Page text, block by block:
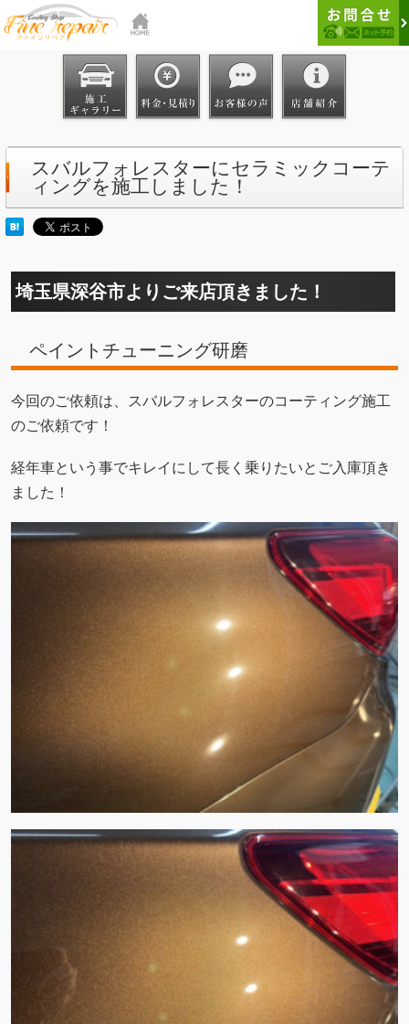
スバルフォレスターにセラミックコーテ
ィングを施工しました！
埼玉県深谷市よりご来店頂きました！
ペイントチューニング研磨
今回のご依頼は、スバルフォレスターのコーティング施工
のご依頼です！
経年車という事でキレイにして長く乗りたいとご入庫頂き
ました！